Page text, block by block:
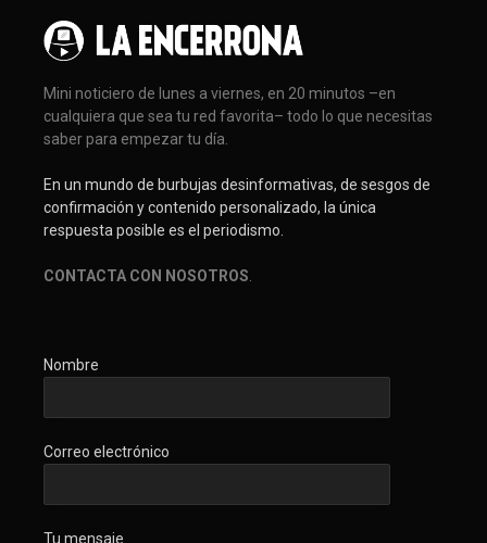
Mini noticiero de lunes a viernes, en 20 minutos –en
cualquiera que sea tu red favorita– todo lo que necesitas
saber para empezar tu día.
En un mundo de burbujas desinformativas, de sesgos de
confirmación y contenido personalizado, la única
respuesta posible es el periodismo.
CONTACTA CON NOSOTROS
Nombre
Correo electrónico
Tu mensaje